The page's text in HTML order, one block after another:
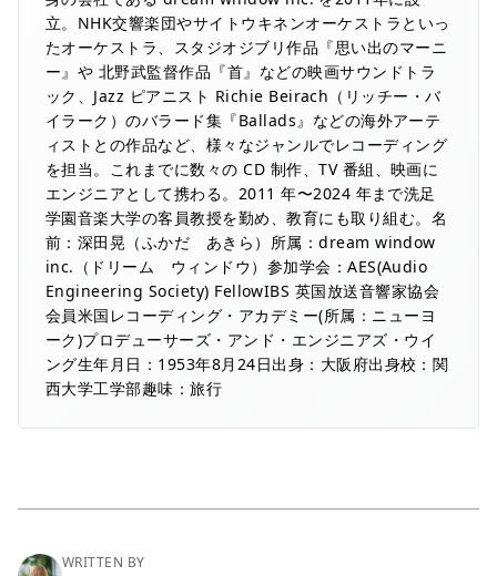
たオーケストラ、スタジオジブリ作品『思い出のマーニ
ー』や 北野武監督作品『首』などの映画サウンドトラ
ック、Jazz ピアニスト Richie Beirach（リッチー・バ
イラーク）のバラード集『Ballads』などの海外アーテ
ィストとの作品など、様々なジャンルでレコーディング
を担当。これまでに数々の CD 制作、TV 番組、映画に
エンジニアとして携わる。2011 年〜2024 年まで洗足
学園音楽大学の客員教授を勤め、教育にも取り組む。名
前：深田晃（ふかだ あきら）所属：dream window
inc.（ドリーム ウィンドウ）参加学会：AES(Audio
Engineering Society) FellowIBS 英国放送音響家協会
会員米国レコーディング・アカデミー(所属：ニューヨ
ーク)プロデューサーズ・アンド・エンジニアズ・ウイ
ング生年月日：1953年8月24日出身：大阪府出身校：関
西大学工学部趣味：旅行
Nami